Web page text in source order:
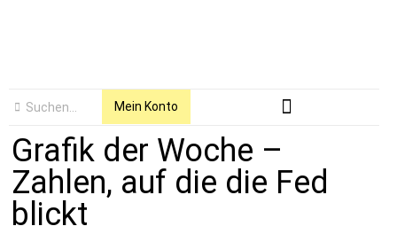
Mein Konto
Grafik der Woche –
Zahlen, auf die die Fed
blickt